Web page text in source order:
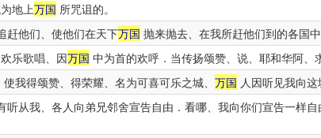
地上万国 所咒诅的。
赶他们、使他们在天下万国 抛来抛去、在我所赶他们到的各国
乐歌唱、因万国 中为首的欢呼．当传扬颂赞、说、耶和华阿、
使我得颂赞、得荣耀、名为可喜可乐之城、 万国 人因听见我向
听从我、各人向弟兄邻舍宣告自由．看哪、我向你们宣告一样